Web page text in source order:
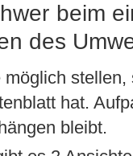
beim
des
hat.
bleibt.